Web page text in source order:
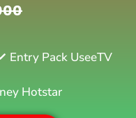
Entry Pack UseeTV
Hotstar